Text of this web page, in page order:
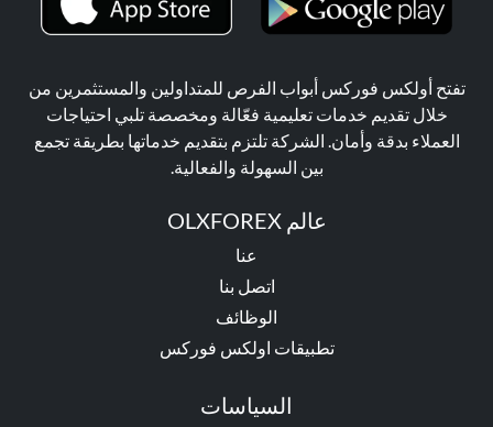
تفتح أولكس فوركس أبواب الفرص للمتداولين والمستثمرين من
خلال تقديم خدمات تعليمية فعّالة ومخصصة تلبي احتياجات
العملاء بدقة وأمان. الشركة تلتزم بتقديم خدماتها بطريقة تجمع
بين السهولة والفعالية.
عالم OLXFOREX
عنا
اتصل بنا
الوظائف
تطبيقات اولكس فوركس
السياسات